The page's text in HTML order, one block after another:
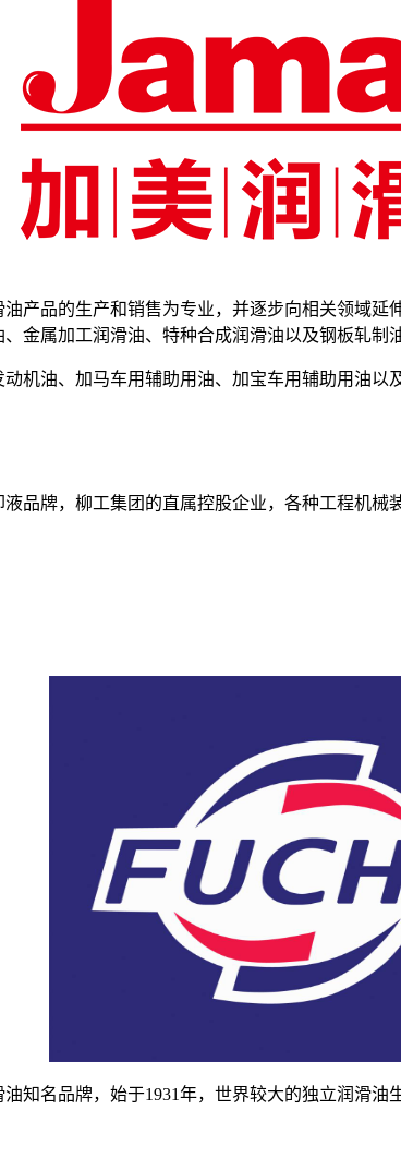
产品的生产和销售为专业，并逐步向相关领域
金属加工润滑油、特种合成润滑油以及钢板轧制
机油、加马车用辅助用油、加宝车用辅助用油以
品牌，柳工集团的直属控股企业，各种工程机
知名品牌，始于1931年，世界较大的独立润滑